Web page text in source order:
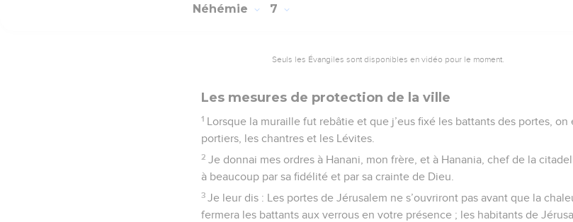
Néhémie 7
Seuls les Évangiles sont disponibles en vidéo pour le moment.
Les mesures de protection de la ville
1 Lorsque la muraille fut rebâtie et que j’eus fixé les battants des portes,
portiers, les chantres et les Lévites.
2 Je donnai mes ordres à Hanani, mon frère, et à Hanania, chef de la
à beaucoup par sa fidélité et par sa crainte de Dieu.
3 Je leur dis : Les portes de Jérusalem ne s’ouvriront pas avant que la
fermera les battants aux verrous en votre présence ; les habitants de